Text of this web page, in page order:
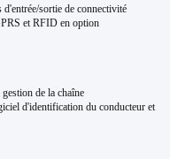
sortie de connectivité
et RFID en option
de la chaîne
d'identification du conducteur et